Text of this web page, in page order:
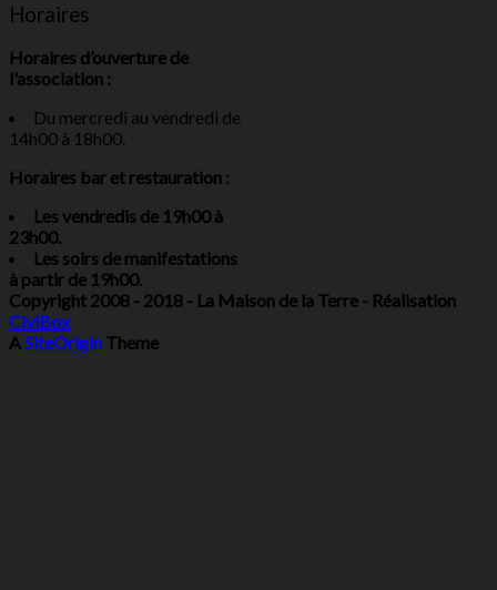
Horaires
Horaires d’ouverture de
l'association :
Du mercredi au vendredi de
14h00 à 18h00.
Horaires bar et restauration :
Les vendredis de 19h00 à
23h00.
Les soirs de manifestations
à partir de 19h00.
Copyright 2008 - 2018 - La Maison de la Terre - Réalisation
CiviBox
ASiteOrigin Theme